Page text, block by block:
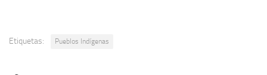
Etiquetas: Pueblos Indígenas